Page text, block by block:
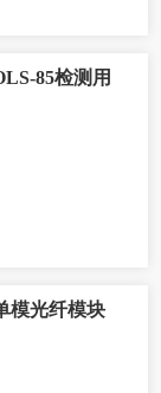
85检测用
模光纤模块